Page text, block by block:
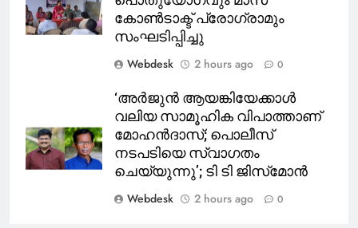
കോണ്‍ടാക്ട് പ്രോഗ്രാമും
സംഘടിപ്പിച്ചു
Webdesk
2 hours ago 0
‘അര്‍ജുന്‍ ആയങ്കിയേക്കാള്‍
വലിയ സാമൂഹിക വിപാത്താണ്
മോഹന്‍ദാസ്; പൊലീസ്
നടപടിയെ സ്വാഗതം
ചെയ്യുന്നു’; ടി ടി ജിസ്‌മോന്‍
Webdesk
2 hours ago 0